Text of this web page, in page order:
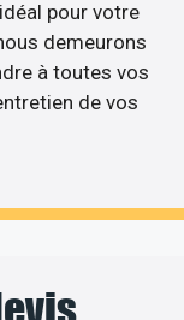
pour votre
demeurons
à toutes vos
de vos